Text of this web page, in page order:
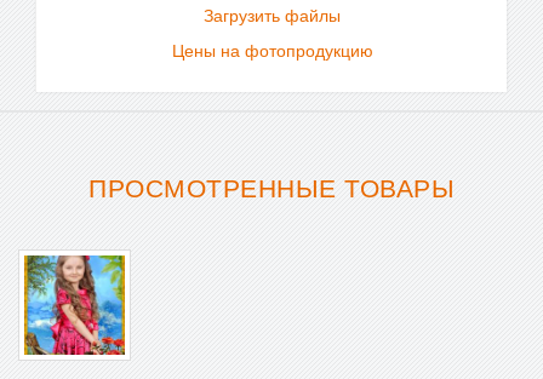
Загрузить файлы
Цены на фотопродукцию
ПРОСМОТРЕННЫЕ ТОВАРЫ